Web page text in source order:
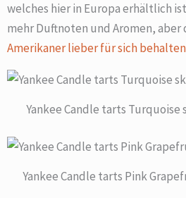
welches hier in Europa erhältlich
mehr Duftnoten und Aromen, aber
Amerikaner lieber für sich behalten
Yankee Candle tarts Turquoise
Yankee Candle tarts Pink